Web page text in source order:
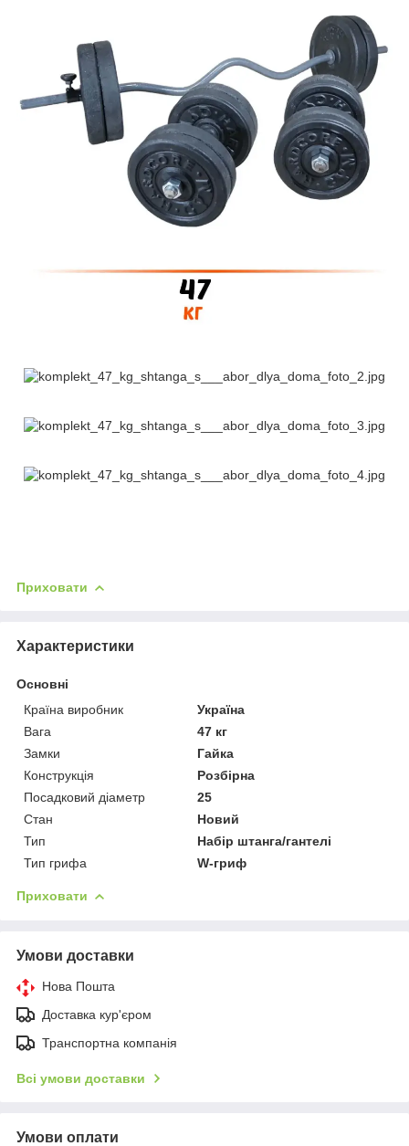
Приховати
Характеристики
Основні
Країна виробник
Україна
Вага
47 кг
Замки
Гайка
Конструкція
Розбірна
Посадковий діаметр
25
Стан
Новий
Тип
Набір штанга/гантелі
Тип грифа
W-гриф
Приховати
Умови доставки
Нова Пошта
Доставка кур'єром
Транспортна компанія
Всі умови доставки
Умови оплати